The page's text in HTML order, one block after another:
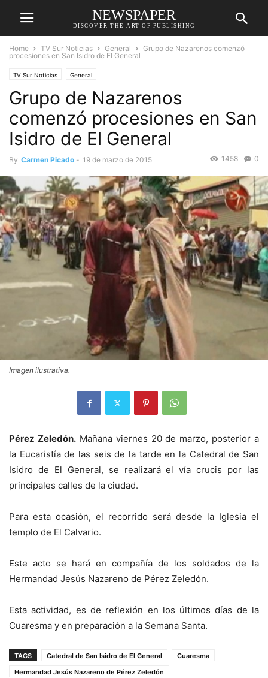
NEWSPAPER
DISCOVER THE ART OF PUBLISHING
Home TV Sur Noticias General
Grupo de Nazarenos comenzó
procesiones en San Isidro de El General
TV Sur Noticias General
Grupo de Nazarenos
comenzó procesiones en San
Isidro de El General
By Carmen Picado - 19 de marzo de 2015 0
1458
Imagen ilustrativa.
Pérez Zeledón.Mañana viernes 20 de marzo, posterior a
la Eucaristía de las seis de la tarde en la Catedral de San
Isidro de El General, se realizará el vía crucis por las
principales calles de la ciudad.
Para esta ocasión, el recorrido será desde la Iglesia el
templo de El Calvario.
Este acto se hará en compañía de los soldados de la
Hermandad Jesús Nazareno de Pérez Zeledón.
Esta actividad, es de reflexión en los últimos días de la
Cuaresma y en preparación a la Semana Santa.
TAGS Catedral de San Isidro de El General
Cuaresma
Hermandad Jesús Nazareno de Pérez Zeledón